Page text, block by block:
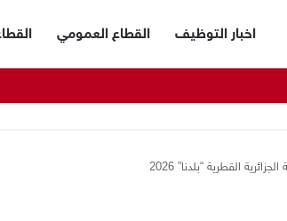
اخبار التوظيف القطاع العمومي
القطرية “بلدنا” 2026